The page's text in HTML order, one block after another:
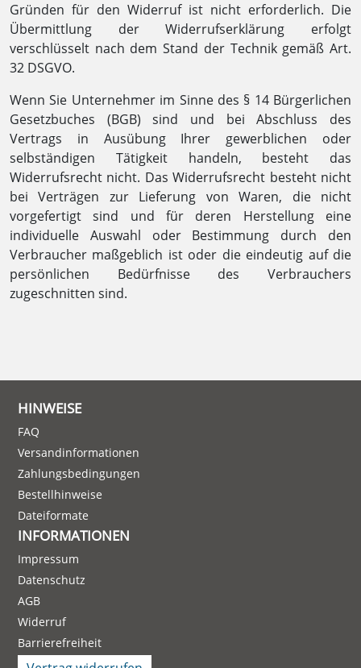
Gründen für den Widerruf ist nicht erforderlich. Die
Übermittlung der Widerrufserklärung erfolgt
verschlüsselt nach dem Stand der Technik gemäß Art.
32 DSGVO.
Wenn Sie Unternehmer im Sinne des § 14 Bürgerlichen
Gesetzbuches (BGB) sind und bei Abschluss des
Vertrags in Ausübung Ihrer gewerblichen oder
selbständigen Tätigkeit handeln, besteht das
Widerrufsrecht nicht. Das Widerrufsrecht besteht nicht
bei Verträgen zur Lieferung von Waren, die nicht
vorgefertigt sind und für deren Herstellung eine
individuelle Auswahl oder Bestimmung durch den
Verbraucher maßgeblich ist oder die eindeutig auf die
persönlichen Bedürfnisse des Verbrauchers
zugeschnitten sind.
HINWEISE
FAQ
Versandinformationen
Zahlungsbedingungen
Bestellhinweise
Dateiformate
INFORMATIONEN
Impressum
Datenschutz
AGB
Widerruf
Barrierefreiheit